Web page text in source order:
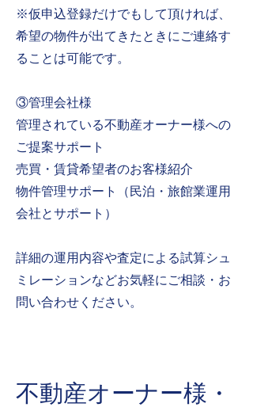
​※仮申込登録だけでもして頂ければ、
希望の物件が出てきたときにご連絡す
ることは可能です。
③管理会社様
管理されている不動産オーナー様への
ご提案サポート
売買・​賃貸希望者のお客様紹介
物件管理サポート（民泊・旅館業運用
会社とサポート）
​詳細の運用内容や査定による試算シュ
ミレーションなどお気軽にご相談・お
問い合わせください。
不動産オーナー様・